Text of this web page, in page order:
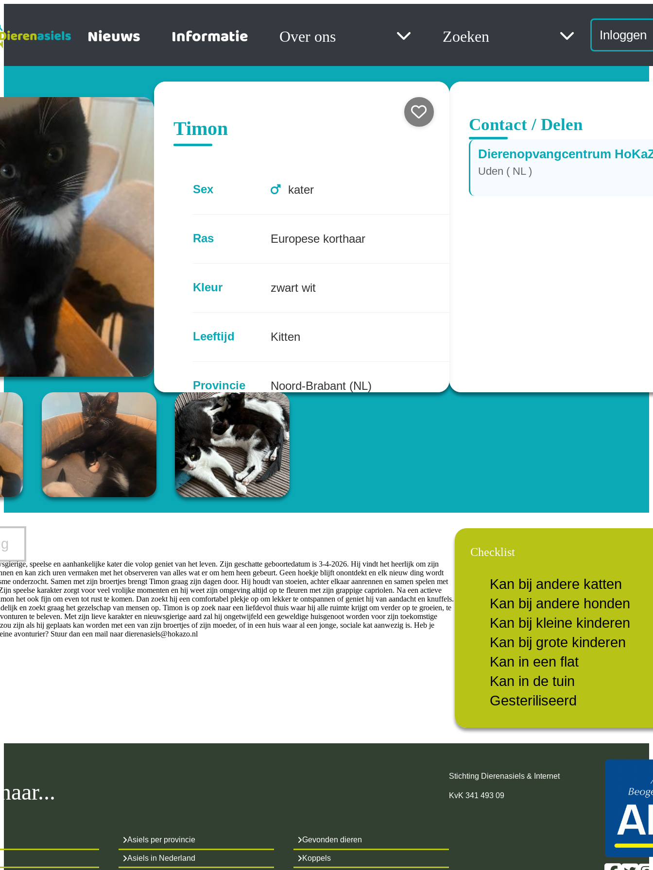
Nieuws Informatie Over ons Zoeken Inloggen
Timon
Sex kater
Ras Europese korthaar
Kleur zwart wit
Leeftijd Kitten
Provincie Noord-Brabant (NL)
Contact / Delen
Dierenopvangcentrum
Uden ( NL )
speelse en aanhankelijke kater die volop geniet van het leven. Zijn geschatte geboortedatum is 3-4-2026. Hij vindt het heerlijk om zijn
en kan zich uren vermaken met het observeren van alles wat er om hem heen gebeurt. Geen hoekje blijft onontdekt en elk nieuw ding wordt
onderzocht. Samen met zijn broertjes brengt Timon graag zijn dagen door. Hij houdt van stoeien, achter elkaar aanrennen en samen spelen met
speelse karakter zorgt voor veel vrolijke momenten en hij weet zijn omgeving altijd op te fleuren met zijn grappige capriolen. Na een actieve
het ook fijn om even tot rust te komen. Dan zoekt hij een comfortabel plekje op om lekker te ontspannen of geniet hij van aandacht en knuffels.
en zoekt graag het gezelschap van mensen op. Timon is op zoek naar een liefdevol thuis waar hij alle ruimte krijgt om verder op te groeien, te
te beleven. Met zijn lieve karakter en nieuwsgierige aard zal hij ongetwijfeld een geweldige huisgenoot worden voor zijn toekomstige
zijn als hij geplaats kan worden met een van zijn broertjes of zijn moeder, of in een huis waar al een jonge, sociale kat aanwezig is. Heb je
avonturier? Stuur dan een mail naardierenasiels@hokazo.nl
Checklist
Kan bij andere katten
Kan bij andere honden
Kan bij kleine kinderen
Kan bij grote kinderen
Kan in een flat
Kan in de tuin
Gesteriliseerd
Asiels per provincie
Asiels in Nederland
Gevonden dieren
Koppels
Stichting Dierenasiels & Internet
KvK 341 493 09